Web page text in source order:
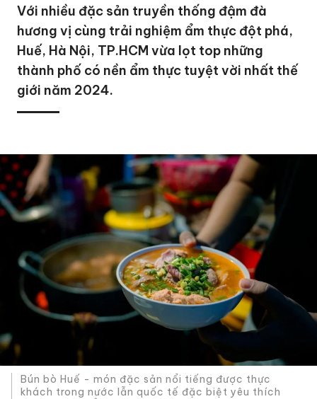
Với nhiều đặc sản truyền thống đậm đà
hương vị cùng trải nghiệm ẩm thực đột phá,
Huế, Hà Nội, TP.HCM vừa lọt top những
thành phố có nền ẩm thực tuyệt vời nhất thế
giới năm 2024.
Bún bò Huế - món đặc sản nổi tiếng được thực
khách trong nước lẫn quốc tế đặc biệt yêu thích